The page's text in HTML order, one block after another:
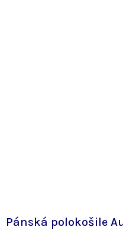
Pánská polokošile